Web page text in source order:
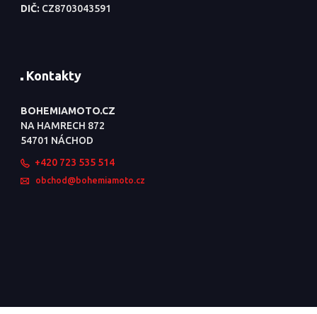
DIČ: CZ8703043591
Kontakty
BOHEMIAMOTO.CZ
NA HAMRECH 872
54701 NÁCHOD
+420 723 535 514
obchod@bohemiamoto.cz